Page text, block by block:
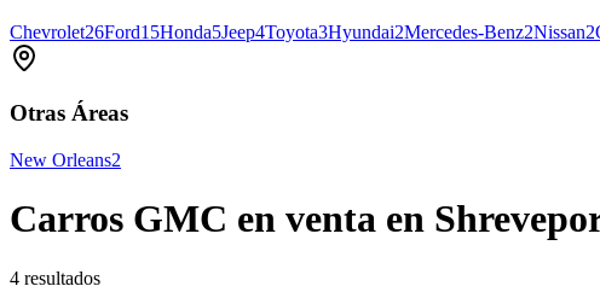
Chevrolet26Ford15Honda5Jeep4Toyota3Hyundai2Mercedes-Benz2Nissan2
Otras Áreas
New Orleans2
Carros GMC en venta en
4 resultados